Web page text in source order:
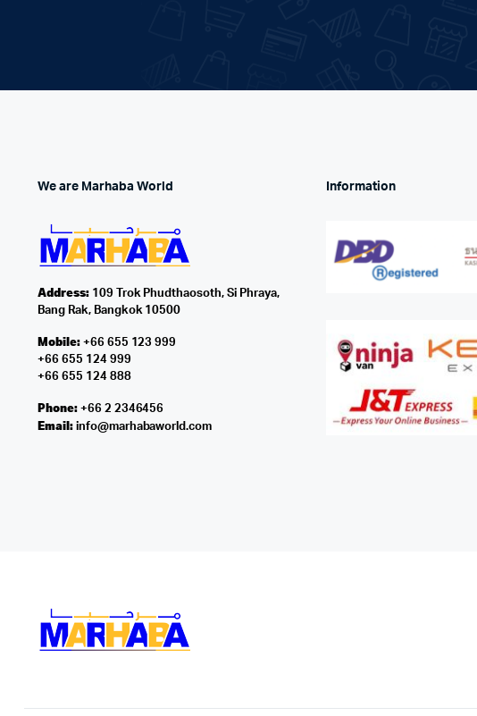
We are Marhaba World
Address:109 Trok Phudthaosoth, Si Phraya,
Bang Rak, Bangkok 10500
Mobile:+66 655 123 999
+66 655 124 999
+66 655 124 888
Phone:+66 2 2346456
Email: info@marhabaworld.com
Information